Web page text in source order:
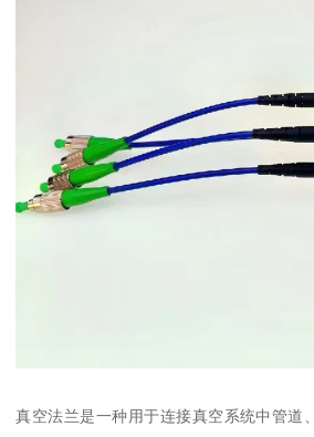
真空法兰是一种用于连接真空系统中管道